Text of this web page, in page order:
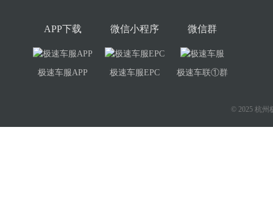
APP下载
极速车服APP
微信小程序
极速车服EPC
微信群
极速车联①群
© 2025 杭州